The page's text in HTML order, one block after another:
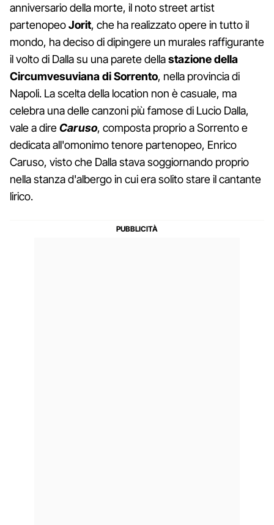
anniversario della morte, il noto street artist
partenopeoJorit, che ha realizzato opere in tutto il
mondo, ha deciso di dipingere un murales raffigurante
il volto di Dalla su una parete dellastazione della
Circumvesuviana di Sorrento, nella provincia di
Napoli. La scelta della location non è casuale, ma
celebra una delle canzoni più famose di Lucio Dalla,
vale a direCaruso, composta proprio a Sorrento e
dedicata all'omonimo tenore partenopeo, Enrico
Caruso, visto che Dalla stava soggiornando proprio
nella stanza d'albergo in cui era solito stare il cantante
lirico.